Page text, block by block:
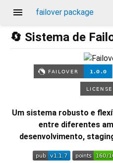
menu failover package
🔄 Sistema de
Um sistema robusto e
entre diferentes
desenvolvimento,